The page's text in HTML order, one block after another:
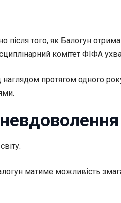
того, як Балогун
комітет ФІФА
протягом одного
матиме можливість